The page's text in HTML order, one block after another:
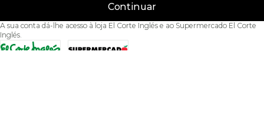
Continuar
A sua conta dá-lhe acesso à loja El Corte Inglés e ao Supermercado El Corte
Inglés.